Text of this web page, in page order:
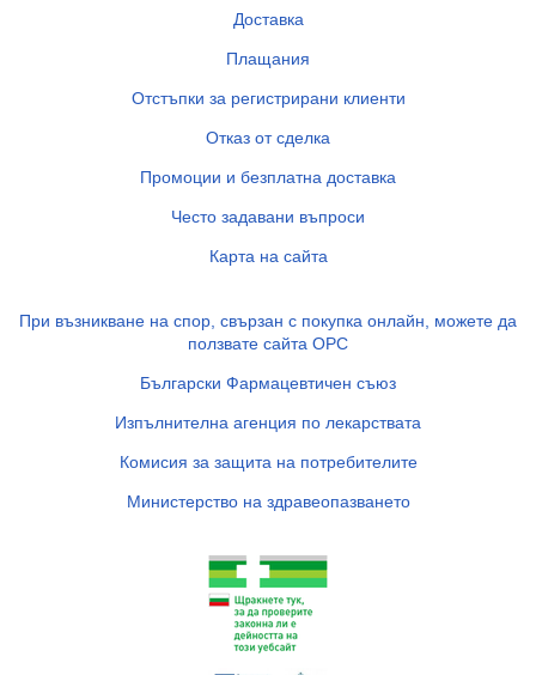
Доставка
Плащания
Отстъпки за регистрирани клиенти
Отказ от сделка
Промоции и безплатна доставка
Често задавани въпроси
Карта на сайта
При възникване на спор, свързан с покупка онлайн, можете да
ползвате сайта ОРС
Български Фармацевтичен съюз
Изпълнителна агенция по лекарствата
Комисия за защита на потребителите
Министерство на здравеопазването